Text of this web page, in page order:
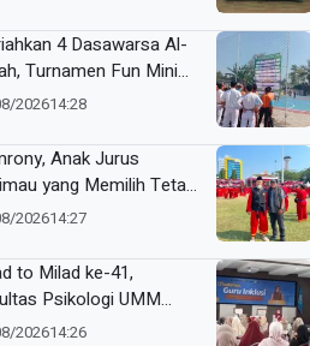
4 Dasawarsa Al-
Turnamen Fun Mini
2026 Resmi Digelar
202614:28
Anak Jurus
yang Memilih Tetap
202614:27
to Milad ke-41,
Psikologi UMM
Workshop Guru Inklusi
202614:26